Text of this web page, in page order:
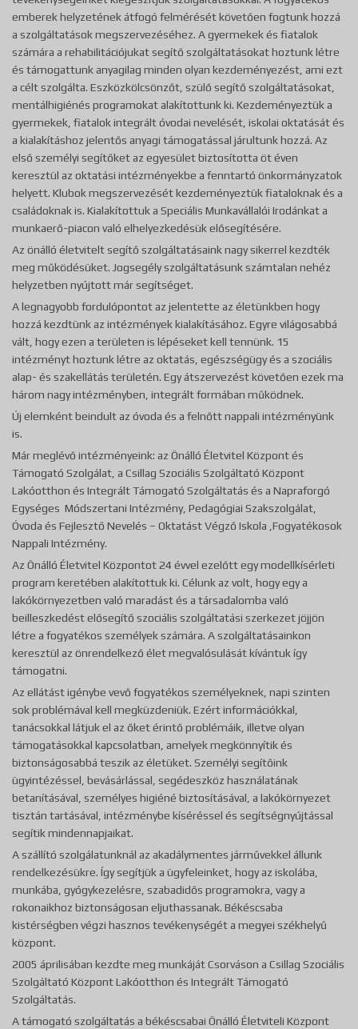
emberek helyzetének átfogó felmérését követően fogtunk hozzá
a szolgáltatások megszervezéséhez. A gyermekek és fiatalok
számára a rehabilitációjukat segítő szolgáltatásokat hoztunk létre
és támogattunk anyagilag minden olyan kezdeményezést, ami ezt
a célt szolgálta. Eszközkölcsönzőt, szülő segítő szolgáltatásokat,
mentálhigiénés programokat alakítottunk ki. Kezdeményeztük a
gyermekek, fiatalok integrált óvodai nevelését, iskolai oktatását és
a kialakításhoz jelentős anyagi támogatással járultunk hozzá. Az
első személyi segítőket az egyesület biztosította öt éven
keresztül az oktatási intézményekbe a fenntartó önkormányzatok
helyett. Klubok megszervezését kezdeményeztük fiataloknak és a
családoknak is. Kialakítottuk a Speciális Munkavállalói Irodánkat a
munkaerő-piacon való elhelyezkedésük elősegítésére.
Az önálló életvitelt segítő szolgáltatásaink nagy sikerrel kezdték
meg működésüket. Jogsegély szolgáltatásunk számtalan nehéz
helyzetben nyújtott már segítséget.
A legnagyobb fordulópontot az jelentette az életünkben hogy
hozzá kezdtünk az intézmények kialakításához. Egyre világosabbá
vált, hogy ezen a területen is lépéseket kell tennünk. 15
intézményt hoztunk létre az oktatás, egészségügy és a szociális
alap- és szakellátás területén. Egy átszervezést követően ezek ma
három nagy intézményben, integrált formában működnek.
Új elemként beindult az óvoda és a felnőtt nappali intézményünk
is.
Már meglévő intézményeink: az Önálló Életvitel Központ és
Támogató Szolgálat, a Csillag Szociális Szolgáltató Központ
Lakóotthon és Integrált Támogató Szolgáltatás és a Napraforgó
Egységes Módszertani Intézmény, Pedagógiai Szakszolgálat,
Óvoda és Fejlesztő Nevelés – Oktatást Végző Iskola ,Fogyatékosok
Nappali Intézmény.
Az Önálló Életvitel Központot 24 évvel ezelőtt egy modellkísérleti
program keretében alakítottuk ki. Célunk az volt, hogy egy a
lakókörnyezetben való maradást és a társadalomba való
beilleszkedést elősegítő szociális szolgáltatási szerkezet jöjjön
létre a fogyatékos személyek számára. A szolgáltatásainkon
keresztül az önrendelkező élet megvalósulását kívántuk így
támogatni.
Az ellátást igénybe vevő fogyatékos személyeknek, napi szinten
sok problémával kell megküzdeniük. Ezért információkkal,
tanácsokkal látjuk el az őket érintő problémáik, illetve olyan
támogatásokkal kapcsolatban, amelyek megkönnyítik és
biztonságosabbá teszik az életüket. Személyi segítőink
ügyintézéssel, bevásárlással, segédeszköz használatának
betanításával, személyes higiéné biztosításával, a lakókörnyezet
tisztán tartásával, intézménybe kíséréssel és segítségnyújtással
segítik mindennapjaikat.
A szállító szolgálatunknál az akadálymentes járművekkel állunk
rendelkezésükre. Így segítjük a ügyfeleinket, hogy az iskolába,
munkába, gyógykezelésre, szabadidős programokra, vagy a
rokonaikhoz biztonságosan eljuthassanak. Békéscsaba
kistérségben végzi hasznos tevékenységét a megyei székhelyű
központ.
2005 áprilisában kezdte meg munkáját Csorváson a Csillag Szociális
Szolgáltató Központ Lakóotthon és Integrált Támogató
Szolgáltatás.
A támogató szolgáltatás a békéscsabai Önálló Életviteli Központ